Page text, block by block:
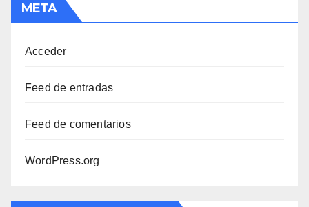
META
Acceder
Feed de entradas
Feed de comentarios
WordPress.org